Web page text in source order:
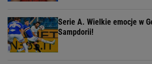
Serie A. Wielkie emocje w
Sampdorii!